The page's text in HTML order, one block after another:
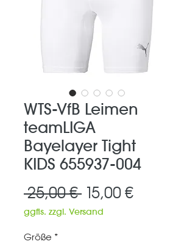
WTS-VfB Leimen
teamLIGA
Bayelayer Tight
KIDS 655937-004
25,00 € Standardpreis
15,00 €Sale-
ggfls. zzgl. Versand
Größe *